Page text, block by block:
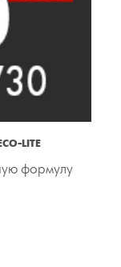
LITE
формулу